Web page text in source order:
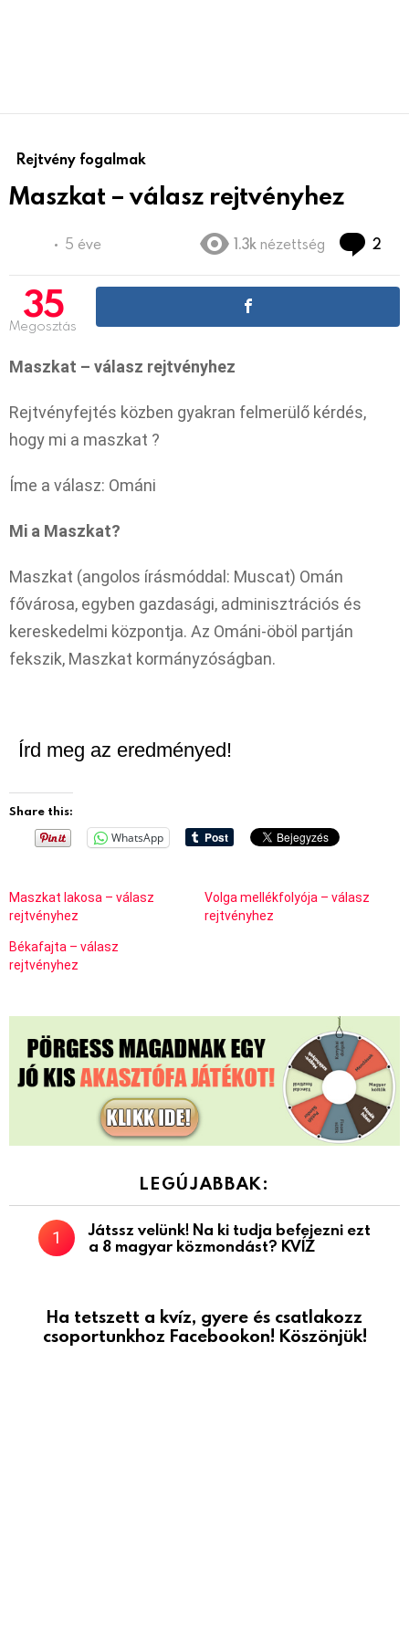
Rejtvény fogalmak
Maszkat – válasz rejtvényhez
5 éve 1.3k nézettség 2
35
Megosztás
Maszkat – válasz rejtvényhez
Rejtvényfejtés közben gyakran felmerülő kérdés,
hogy mi a maszkat ?
Íme a válasz: Ománi
Mi a Maszkat?
Maszkat (angolos írásmóddal: Muscat) Omán
fővárosa, egyben gazdasági, adminisztrációs és
kereskedelmi központja. Az Ománi-öböl partján
fekszik, Maszkat kormányzóságban.
Írd meg az eredményed!
Share this:
WhatsApp
Maszkat lakosa – válasz
rejtvényhez
Volga mellékfolyója – válasz
rejtvényhez
Békafajta – válasz
rejtvényhez
LEGÚJABBAK:
Játssz velünk! Na ki tudja befejezni ezt
a 8 magyar közmondást? KVÍZ
Ha tetszett a kvíz, gyere és csatlakozz
csoportunkhoz Facebookon! Köszönjük!